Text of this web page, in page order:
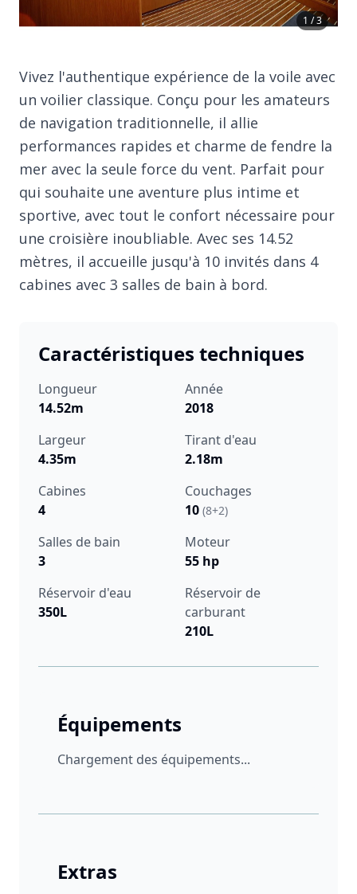
1 / 3
Vivez l'authentique expérience de la voile avec
un voilier classique. Conçu pour les amateurs
de navigation traditionnelle, il allie
performances rapides et charme de fendre la
mer avec la seule force du vent. Parfait pour
qui souhaite une aventure plus intime et
sportive, avec tout le confort nécessaire pour
une croisière inoubliable. Avec ses 14.52
mètres, il accueille jusqu'à 10 invités dans 4
cabines avec 3 salles de bain à bord.
Caractéristiques techniques
Longueur
14.52m
Année
2018
Largeur
4.35m
Tirant d'eau
2.18m
Cabines
4
Couchages
10 (8+2)
Salles de bain
3
Moteur
55 hp
Réservoir d'eau
350L
Réservoir de
carburant
210L
Équipements
Chargement des équipements...
Extras